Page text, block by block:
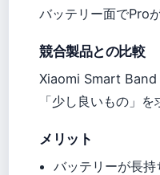
バッテリー面でPro
競合製品との比較
Xiaomi Smart Band
「少し良いもの」を
メリット
バッテリーが長持